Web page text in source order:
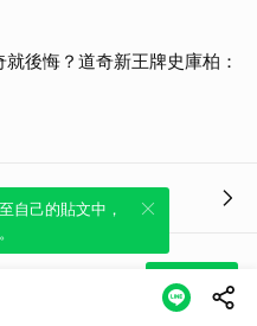
後悔？道奇新王牌史庫柏：
建立貼文
過發布貼
自己的貼文中，